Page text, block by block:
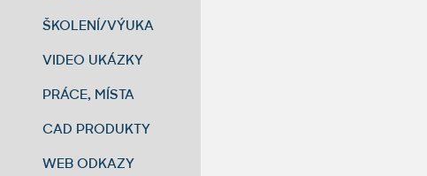
ŠKOLENÍ/VÝUKA
VIDEO UKÁZKY
PRÁCE, MÍSTA
CAD PRODUKTY
WEB ODKAZY